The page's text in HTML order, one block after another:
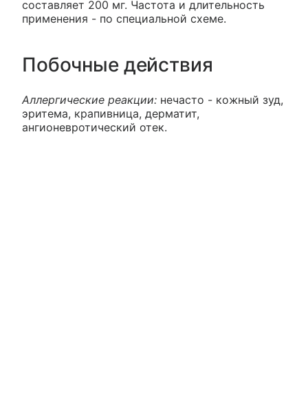
составляет 200 мг. Частота и длительность
применения - по специальной схеме.
Побочные действия
Аллергические реакции: нечасто - кожный зуд,
эритема, крапивница, дерматит,
ангионевротический отек.